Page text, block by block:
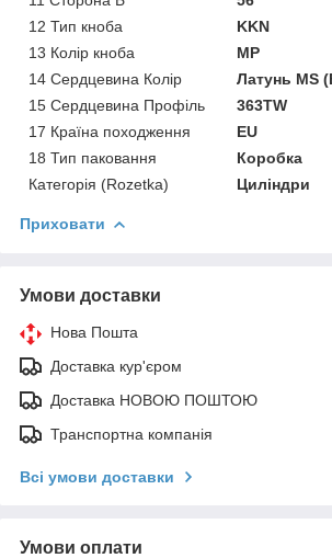
12 Тип кноба
KKN
13 Колір кноба
MP
14 Сердцевина Колір
Латунь MS
15 Сердцевина Профіль
363TW
17 Країна походження
EU
18 Тип паковання
Коробка
Категорія (Rozetka)
Циліндри
Приховати
Умови доставки
Нова Пошта
Доставка кур'єром
Доставка НОВОЮ ПОШТОЮ
Транспортна компанія
Всі умови доставки
Умови оплати